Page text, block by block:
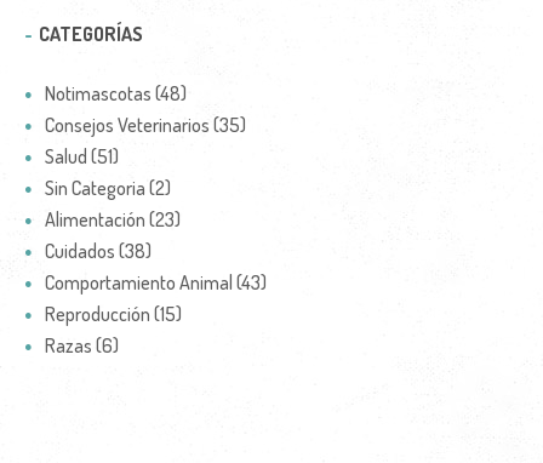
CATEGORÍAS
Notimascotas (48)
Consejos Veterinarios (35)
Salud (51)
Sin Categoria (2)
Alimentación (23)
Cuidados (38)
Comportamiento Animal (43)
Reproducción (15)
Razas (6)